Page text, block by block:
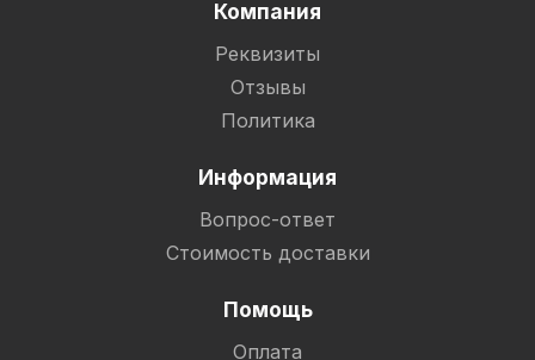
Компания
Реквизиты
Отзывы
Политика
Информация
Вопрос-ответ
Стоимость доставки
Помощь
Оплата